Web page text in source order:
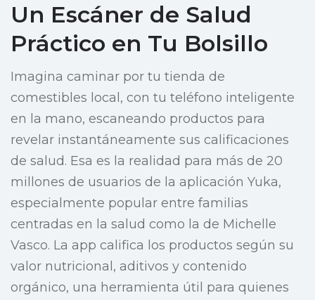
Un Escáner de Salud
Práctico en Tu Bolsillo
Imagina caminar por tu tienda de
comestibles local, con tu teléfono inteligente
en la mano, escaneando productos para
revelar instantáneamente sus calificaciones
de salud. Esa es la realidad para más de 20
millones de usuarios de la aplicación Yuka,
especialmente popular entre familias
centradas en la salud como la de Michelle
Vasco. La app califica los productos según su
valor nutricional, aditivos y contenido
orgánico, una herramienta útil para quienes